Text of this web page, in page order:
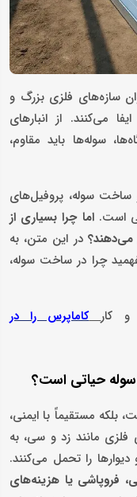
سازه‌های فلزی بزرگ و
می‌کنند. از انبارهای
سوله‌ها باید مقاوم،
ساخت سوله، پروفیل‌های
است.اما چرا بسیاری از
می‌دهند؟ در این متن، به
چرا در ساخت سوله،
کار
کاماپرس را در
حیاتی است؟
مستقیماً با ایمنی،
مانند زد و سی، به
را تحمل می‌کنند.
فروپاشی یا هزینه‌های